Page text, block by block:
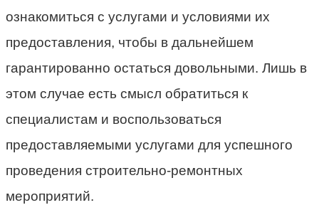
ознакомиться с услугами и условиями их
предоставления, чтобы в дальнейшем
гарантированно остаться довольными. Лишь в
этом случае есть смысл обратиться к
специалистам и воспользоваться
предоставляемыми услугами для успешного
проведения строительно-ремонтных
мероприятий.